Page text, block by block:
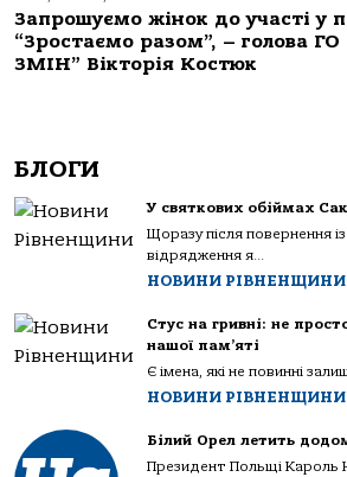
Запрошуємо жінок до участі у
“Зростаємо разом”, – голова ГО
ЗМІН” Вікторія Костюк
БЛОГИ
У святкових обіймах
Щоразу після повернення
відрядження я...
НОВИНИ РІВНЕНЩИНИ
Стус на гривні: не
нашої пам’яті
Є імена, які не повинні
НОВИНИ РІВНЕНЩИНИ
Білий Орел летить
Президент Польщі Кароль